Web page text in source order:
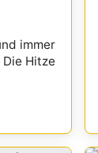
immer
Hitze